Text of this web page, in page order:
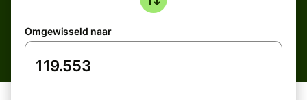
Omgewisseld naar